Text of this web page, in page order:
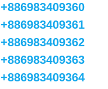
+886983409360
+886983409361
+886983409362
+886983409363
+886983409364